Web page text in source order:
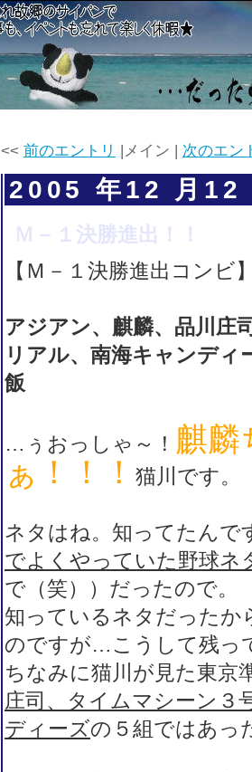
<< 前のエントリ |メイン | 次のエン
2005 年12 月12
Ｍ－１決勝進出！！
【Ｍ－１決勝進出コンビ
アジアン、麒麟、品川庄
リアル、南海キャンデ
飯
…ぅおっしゃ～！ 麒麟
ぁ！！！
猫川です。
ネタはね。知ってたんで
でよくやっていた野球ネ
で（笑））だったので。
知っているネタだったか
のですが…こうして残っ
ちなみに猫川が見た東京
庄司、タイムマシーン３
ディーズの５組ではあ